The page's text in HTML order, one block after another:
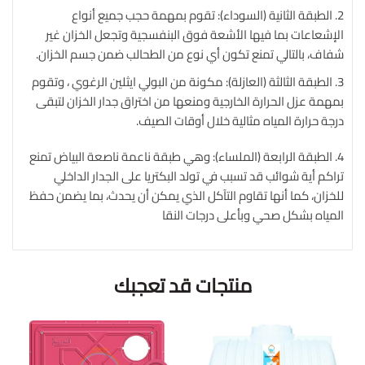
2. الطبقة الثانية (السوداء): تقوم بمهمة حجب جميع أنواع
الإشعاعات بما فيها الأشعة فوق البنفسجية وتجعل الخزان غير
شفاف، بالتالي تمنع تكون أي نوع من الطحالب ضمن جسم الخزان.
3. الطبقة الثالثة (العازلة): مكونة من البولي ايثلين الرغوي ، وتقوم
بمهمة عزل الحرارة الخارجية ومنعها من اختراق جدار الخزان لتبقى
درجة حرارة المياه مثالية خلال أوقات الصيف.
4. الطبقة الرابعة (الملساء): وهي طبقة ناعمة ناصعة البياض تمنع
تراكم أية شوائب قد تسبب في تولد البكتريا على الجدار الداخلي
للخزان، كما أنها تقاوم التآكل الذي يمكن أن يحدث، بما يضمن حفظ
المياه بشكل صحي وبأعلى درجات النقا
منتجات قد تعجبك